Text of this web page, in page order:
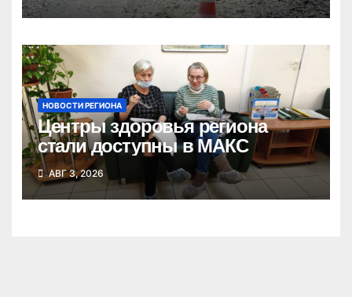
НОВОСТИ РЕГИОНА
Центры здоровья региона
стали доступны в МАКС
АВГ 3, 2026